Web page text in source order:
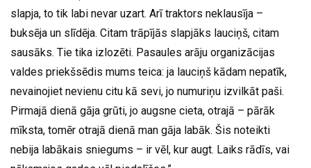
slapja, to tik labi nevar uzart. Arī traktors neklausīja –
buksēja un slīdēja. Citam trāpījās slapjāks lauciņš, citam
sausāks. Tie tika izlozēti. Pasaules arāju organizācijas
valdes priekšsēdis mums teica: ja lauciņš kādam nepatīk,
nevainojiet nevienu citu kā sevi, jo numuriņu izvilkāt paši.
Pirmajā dienā gāja grūti, jo augsne cieta, otrajā – pārāk
mīksta, tomēr otrajā dienā man gāja labāk. Šis noteikti
nebija labākais sniegums – ir vēl, kur augt. Laiks rādīs, vai